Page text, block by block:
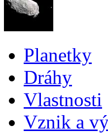
Planetky
Dráhy
Vlastnosti
Vznik a